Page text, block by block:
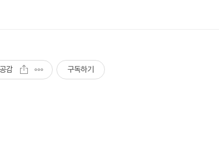
공감 구독하기